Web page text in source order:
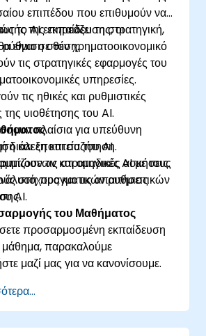
επιπέδου που επιθυμούν να
το AI επηρεάζει τη στρατηγική,
ρύθμιση στον χρηματοοικονομικό
της εκπαίδευσης, οι
είναι σε θέση:
τις στρατηγικές εφαρμογές του
υπηρεσίες.
τις ηθικές και ρυθμιστικές
της υιοθέτησης του AI.
πλαίσια για υπεύθυνη
και εποπτεία του AI.
τις στρατηγικές AI με τους
στόχους και τις απαιτήσεις
διάλεξη και συζήτηση.
και ομαδικές ασκήσεις.
πραγματικών ρυθμιστικών
AI.
του Μαθήματος
προσαρμοσμένη εκπαίδευση
μάθημα, παρακαλούμε
μαζί μας για να κανονίσουμε.